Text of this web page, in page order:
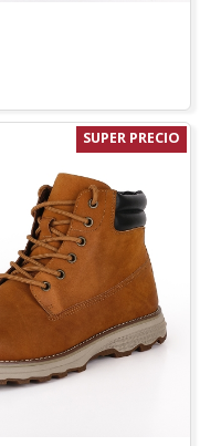
SUPER PRECIO